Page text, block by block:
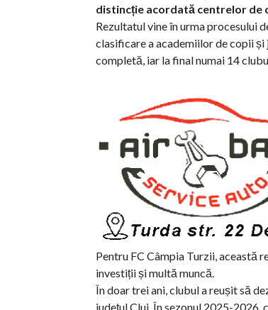
distincție acordată centrelor de
Rezultatul vine în urma procesului
clasificare a academiilor de copii și
completă, iar la final numai 14
Pentru FC Câmpia Turzii, această
investiții și multă muncă.
În doar trei ani, clubul a reușit să
județul Cluj. În sezonul 2025-2026,